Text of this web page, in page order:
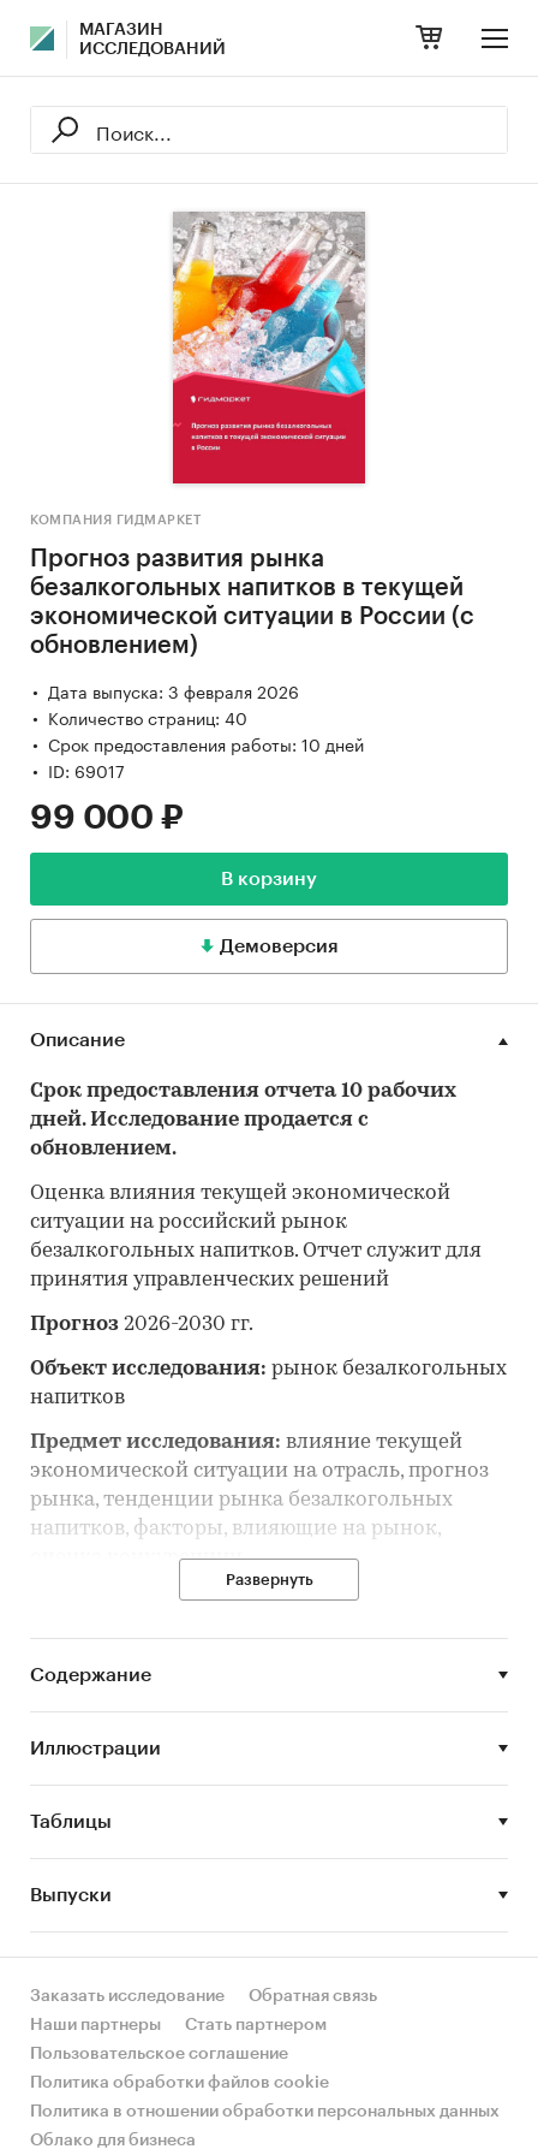
МАГАЗИН
ИССЛЕДОВАНИЙ
КОМПАНИЯ ГИДМАРКЕТ
Прогноз развития рынка
безалкогольных напитков в текущей
экономической ситуации в России (с
обновлением)
Дата выпуска: 3 февраля 2026
Количество страниц: 40
Срок предоставления работы: 10 дней
ID: 69017
99 000 ₽
В корзину
Демоверсия
Описание
Срок предоставления отчета 10 рабочих
дней. Исследование продается с
обновлением.
Оценка влияния текущей экономической
ситуации на российский рынок
безалкогольных напитков. Отчет служит для
принятия управленческих решений
Прогноз 2026-2030 гг.
Объект исследования: рынок безалкогольных
напитков
Предмет исследования: влияние текущей
экономической ситуации на отрасль, прогноз
рынка, тенденции рынка безалкогольных
напитков, факторы, влияющие на рынок,
оценка конкуренции
Анализ и прогноз рынка безалкогольных
отдельных его сегментов.
развития рынка безалкогольных напитков
Задачи исследования:
STEP-анализ факторов, влияющих на рынок
безалкогольных напитков
Описание основных конкурентов
Оценка текущих тенденций и перспектив
развития рынка
Развернуть
Содержание
Иллюстрации
Таблицы
Выпуски
Заказать исследование
Обратная связь
Наши партнеры
Стать партнером
Пользовательское соглашение
Политика обработки файлов cookie
Политика в отношении обработки персональных данных
Облако для бизнеса